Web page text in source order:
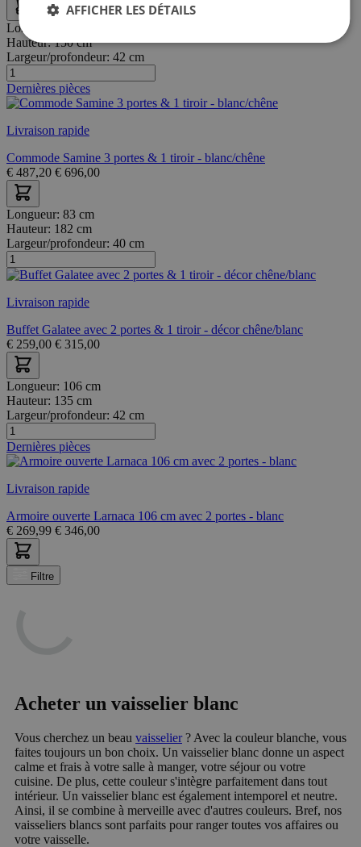
Longueur:
Hauteur:150 cm
Largeur/profondeur: 42 cm
Dernières pièces
Livraison rapide
Commode Samine 3 portes & 1 tiroir - blanc/chêne
€ 487,20 € 696,00
Longueur: 83 cm
Hauteur: 182 cm
Largeur/profondeur: 40 cm
Livraison rapide
Buffet Galatee avec 2 portes & 1 tiroir - décor chêne/blanc
€ 259,00 € 315,00
Longueur: 106 cm
Hauteur: 135 cm
Largeur/profondeur: 42 cm
Dernières pièces
Livraison rapide
Armoire ouverte Larnaca 106 cm avec 2 portes - blanc
€ 269,99 € 346,00
Filtre
Acheter un vaisselier blanc
Vous cherchez un beau vaisselier? Avec la couleur blanche, vous
faites toujours un bon choix. Un vaisselier blanc donne un aspect
calme et frais à votre salle à manger, votre séjour ou votre
cuisine. De plus, cette couleur s'intègre parfaitement dans tout
intérieur. Un vaisselier blanc est également intemporel et neutre.
Ainsi, il se combine à merveille avec d'autres couleurs. Bref, nos
vaisseliers blancs sont parfaits pour ranger toutes vos affaires ou
votre vaisselle.
AFFICHER LES DÉTAILS